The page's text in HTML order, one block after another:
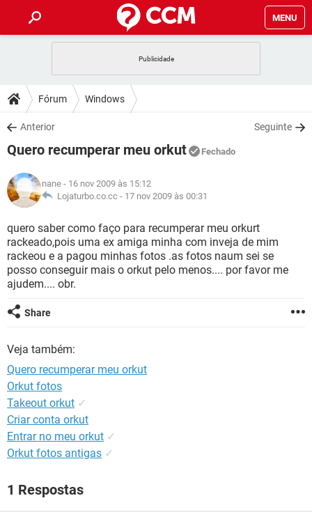
MENU
CELULAR
OUTLOOK
INSTAGRAM GMAIL
GUIA DE COMPRAS
DICAS
JOGOS
INSTAGRAM
GUIA DE COMPRAS
DOWNLOADS
JOGOS WHATSAPP
CELULAR
OUTLOOK EXCEL
INSTAGRAM
GUIA DE COMPRAS
FÓRUM
JOGOS
CELULAR
OUTLOOK EXCEL
INSTAGRAM GMAIL
GUIA DE COMPRAS
GLOSSÁRIO
CELULAR FACEBOOK
OUTLOOK EXCEL
INSTAGRAM
GUIA DE COMPRAS
Fórum Windows
Anterior Seguinte
Quero recumperar meu orkut Fechado
nane - 16 nov 2009 às 15:12
Lojaturbo.co.cc - 17 nov 2009 às 00:31
quero saber como faço para recumperar meu orkurt
rackeado,pois uma ex amiga minha com inveja de mim
rackeou e a pagou minhas fotos .as fotos naum sei se
posso conseguir mais o orkut pelo menos.... por favor me
ajudem.... obr.
Share
Veja também:
Quero recumperar meu orkut
Orkut fotos
Takeout orkut ✓
Criar conta orkut
Entrar no meu orkut ✓
Orkut fotos antigas ✓
1 Respostas